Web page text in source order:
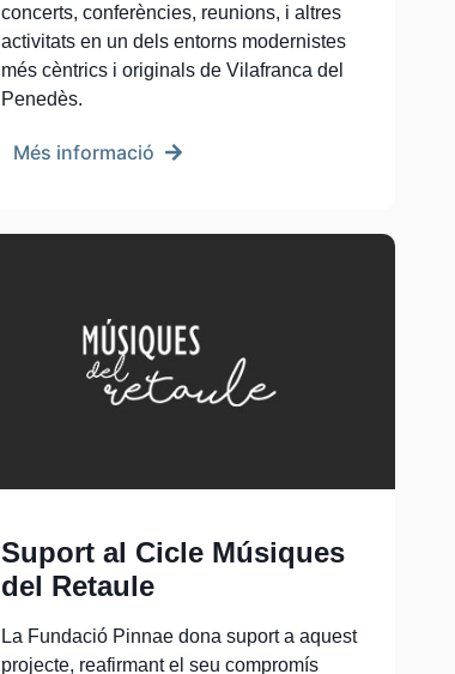
concerts, conferències, reunions, i altres
activitats en un dels entorns modernistes
més cèntrics i originals de Vilafranca del
Penedès.
Més informació
Suport al Cicle Músiques
del Retaule
La Fundació Pinnae dona suport a aquest
projecte, reafirmant el seu compromís